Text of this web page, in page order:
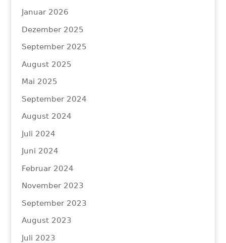
Januar 2026
Dezember 2025
September 2025
August 2025
Mai 2025
September 2024
August 2024
Juli 2024
Juni 2024
Februar 2024
November 2023
September 2023
August 2023
Juli 2023